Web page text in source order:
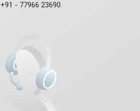
+91 - 77966 23690